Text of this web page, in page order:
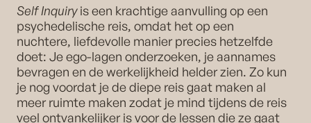
Self Inquiryis een krachtige aanvulling op een
psychedelische reis, omdat het op een
nuchtere, liefdevolle manier precies hetzelfde
doet: Je ego-lagen onderzoeken, je aannames
bevragen en de werkelijkheid helder zien. Zo kun
je nog voordat je de diepe reis gaat maken al
meer ruimte maken zodat je mind tijdens de reis
veel ontvankelijker is voor de lessen die ze gaat